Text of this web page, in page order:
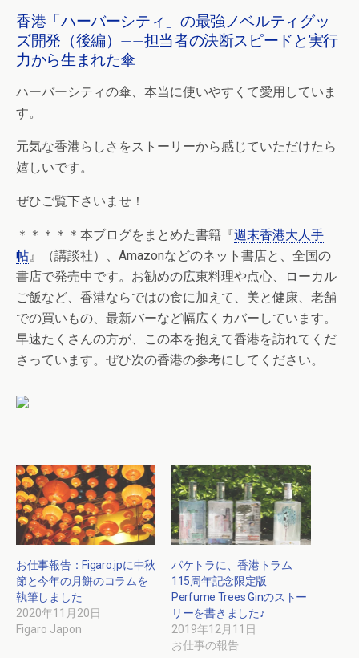
香港「ハーバーシティ」の最強ノベルティグッ
ズ開発（後編）——担当者の決断スピードと実行
力から生まれた傘
ハーバーシティの傘、本当に使いやすくて愛用していま
す。
元気な香港らしさをストーリーから感じていただけたら
嬉しいです。
ぜひご覧下さいませ！
＊＊＊＊＊本ブログをまとめた書籍『週末香港大人手
帖』（講談社）、Amazonなどのネット書店と、全国の
書店で発売中です。お勧めの広東料理や点心、ローカル
ご飯など、香港ならではの食に加えて、美と健康、老舗
での買いもの、最新バーなど幅広くカバーしています。
早速たくさんの方が、この本を抱えて香港を訪れてくだ
さっています。ぜひ次の香港の参考にしてください。
お仕事報告：Figaro.jpに中秋
節と今年の月餅のコラムを
執筆しました
2020年11月20日
Figaro Japon
パケトラに、香港トラム
115周年記念限定版
Perfume Trees Ginのストー
リーを書きました♪
2019年12月11日
お仕事の報告